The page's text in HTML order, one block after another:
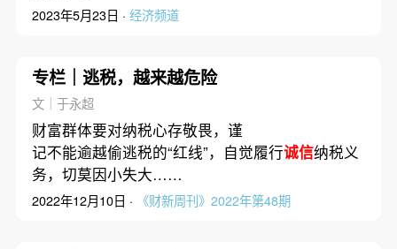
2023年5月23日 · 经济频道
专栏｜逃税，越来越危险
文｜于永超
财富群体要对纳税心存敬畏，谨
记不能逾越偷逃税的“红线”，自觉履行诚信纳税义
务，切莫因小失大……
2022年12月10日 · 《财新周刊》2022年第48期